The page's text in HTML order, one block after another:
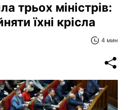
трьох міністрів:
їхні крісла
4 мин